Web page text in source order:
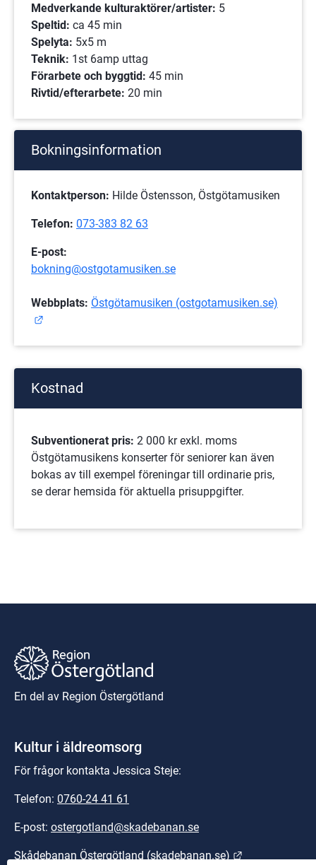
Medverkande kulturaktörer/artister: 5
Speltid: ca 45 min
Spelyta: 5x5 m
Teknik: 1st 6amp uttag
Förarbete och byggtid: 45 min
Rivtid/efterarbete: 20 min
Bokningsinformation
Kontaktperson: Hilde Östensson, Östgötamusiken
Telefon: 073-383 82 63
E-post:
bokning@ostgotamusiken.se
Webbplats: Östgötamusiken (ostgotamusiken.se)
Kostnad
Subventionerat pris: 2 000 kr exkl. moms
Östgötamusikens konserter för seniorer kan även
bokas av till exempel föreningar till ordinarie pris,
se derar hemsida för aktuella prisuppgifter.
En del av Region Östergötland
Kultur i äldreomsorg
För frågor kontakta Jessica Steje:
Telefon: 0760-24 41 61
E-post: ostergotland@skadebanan.se
Skådebanan Östergötland (skadebanan.se)